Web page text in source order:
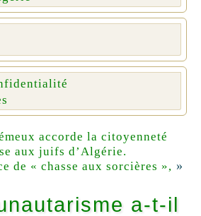
accorde la citoyenneté
aux juifs d’Algérie.
de « chasse aux sorcières », »
a-t-il